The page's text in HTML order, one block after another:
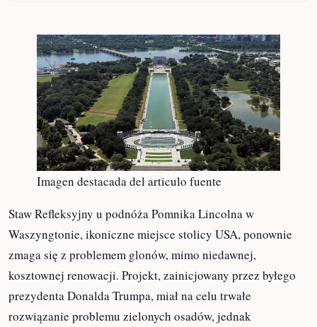
Imagen destacada del articulo fuente
Staw Refleksyjny u podnóża Pomnika Lincolna w
Waszyngtonie, ikoniczne miejsce stolicy USA,
ponownie zmaga się z problemem glonów, mimo
niedawnej, kosztownej renowacji. Projekt,
zainicjowany przez byłego prezydenta Donalda
Trumpa, miał na celu trwałe rozwiązanie